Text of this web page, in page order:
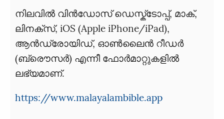
നിലവില്‍ വിന്‍ഡോസ്‌ ഡെസ്ക്ടോപ്പ്, മാക്,
ലിനക്സ്, iOS (Apple iPhone/iPad),
ആന്‍ഡ്രോയിഡ്, ഓണ്‍ലൈന്‍ റീഡര്‍
(ബ്രൌസര്‍) എന്നീ ഫോര്‍മാറ്റുകളില്‍
ലഭ്യമാണ്.
https://www.malayalambible.app